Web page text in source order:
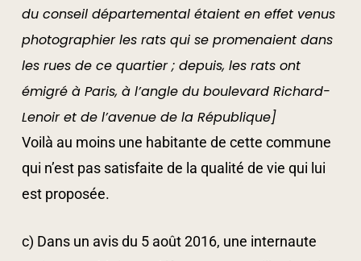
du conseil départemental étaient en effet venus
photographier les rats qui se promenaient dans
les rues de ce quartier ; depuis, les rats ont
émigré à Paris, à l’angle du boulevard Richard-
Lenoir et de l’avenue de la République]
Voilà au moins une habitante de cette commune
qui n’est pas satisfaite de la qualité de vie qui lui
est proposée.
c) Dans un avis du 5 août 2016, une internaute